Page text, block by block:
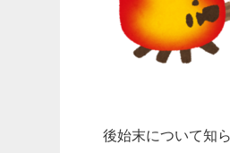
後始末について知